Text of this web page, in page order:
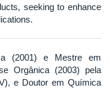
seeking to enhance
(2001) e Mestre em
Orgânica (2003) pela
e Doutor em Química